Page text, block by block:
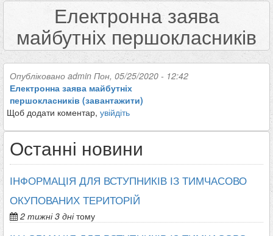
Електронна заява
майбутніх першокласників
Опубліковано admin Пон, 05/25/2020 - 12:42
Електронна заява майбутніх
першокласників (завантажити)
Щоб додати коментар, увійдіть
Останні новини
ІНФОРМАЦІЯ ДЛЯ ВСТУПНИКІВ ІЗ ТИМЧАСОВО
ОКУПОВАНИХ ТЕРИТОРІЙ
2 тижні 3 днітому